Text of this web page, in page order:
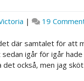
| 19
där samtalet för att
igår för igår
det också, men jag